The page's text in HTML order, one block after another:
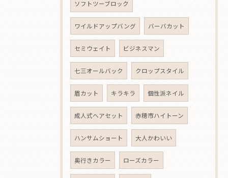
ソフトツーブロック
ワイルドアップバング バーバカット
セミウェイト ビジネスマン
七三オールバック クロップスタイル
眉カット キラキラ 個性派ネイル
成人式ヘアセット 赤穂市ハイトーン
ハンサムショート 大人かわいい
奥行きカラー ローズカラー